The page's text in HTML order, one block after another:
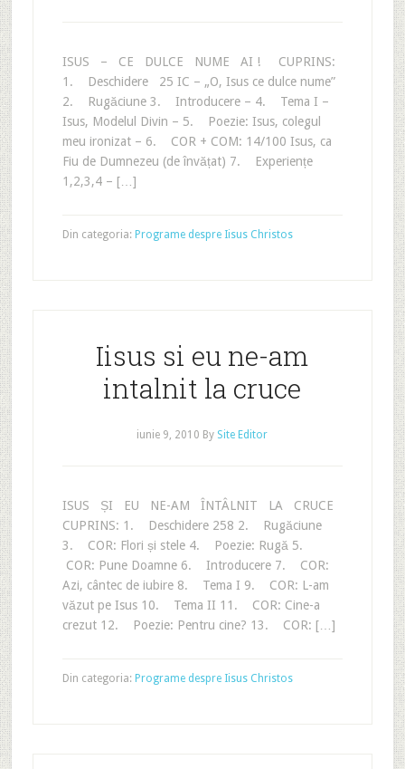
ISUS – CE DULCE NUME AI ! CUPRINS:
1. Deschidere 25 IC – „O, Isus ce dulce nume”
2. Rugăciune 3. Introducere – 4. Tema I –
Isus, Modelul Divin – 5. Poezie: Isus, colegul
meu ironizat – 6. COR + COM: 14/100 Isus, ca
Fiu de Dumnezeu (de învățat) 7. Experiențe
1,2,3,4 – […]
Din categoria: Programe despre Iisus Christos
Iisus si eu ne-am
intalnit la cruce
iunie 9, 2010 By Site Editor
ISUS ȘI EU NE-AM ÎNTÂLNIT LA CRUCE
CUPRINS: 1. Deschidere 258 2. Rugăciune
3. COR: Flori și stele 4. Poezie: Rugă 5.
COR: Pune Doamne 6. Introducere 7. COR:
Azi, cântec de iubire 8. Tema I 9. COR: L-am
văzut pe Isus 10. Tema II 11. COR: Cine-a
crezut 12. Poezie: Pentru cine? 13. COR: […]
Din categoria: Programe despre Iisus Christos